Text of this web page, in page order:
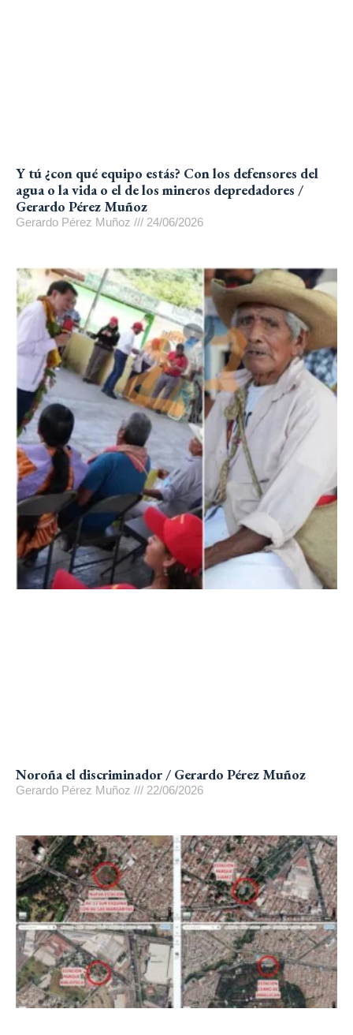
Y tú ¿con qué equipo estás? Con los defensores del
agua o la vida o el de los mineros depredadores /
Gerardo Pérez Muñoz
Gerardo Pérez Muñoz 24/06/2026
Noroña el discriminador / Gerardo Pérez Muñoz
Gerardo Pérez Muñoz 22/06/2026